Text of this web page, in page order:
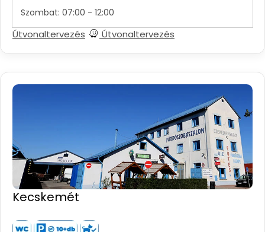
Szombat: 07:00 - 12:00
Útvonaltervezés Útvonaltervezés
Kecskemét